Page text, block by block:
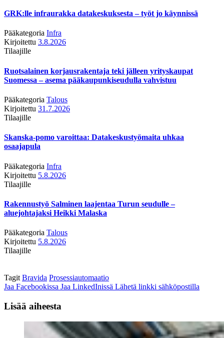
GRK:lle infraurakka datakeskuksesta – työt jo käynnissä
Pääkategoria Infra
Kirjoitettu 3.8.2026
Tilaajille
Ruotsalainen korjausrakentaja teki jälleen yrityskaupat
Suomessa – asema pääkaupunkiseudulla vahvistuu
Pääkategoria Talous
Kirjoitettu 31.7.2026
Tilaajille
Skanska-pomo varoittaa: Datakeskustyömaita uhkaa
osaajapula
Pääkategoria Infra
Kirjoitettu 5.8.2026
Tilaajille
Rakennustyö Salminen laajentaa Turun seudulle –
aluejohtajaksi Heikki Malaska
Pääkategoria Talous
Kirjoitettu 5.8.2026
Tilaajille
Tagit Bravida Prosessiautomaatio
Jaa Facebookissa Jaa LinkedInissä Lähetä linkki sähköpostilla
Lisää aiheesta